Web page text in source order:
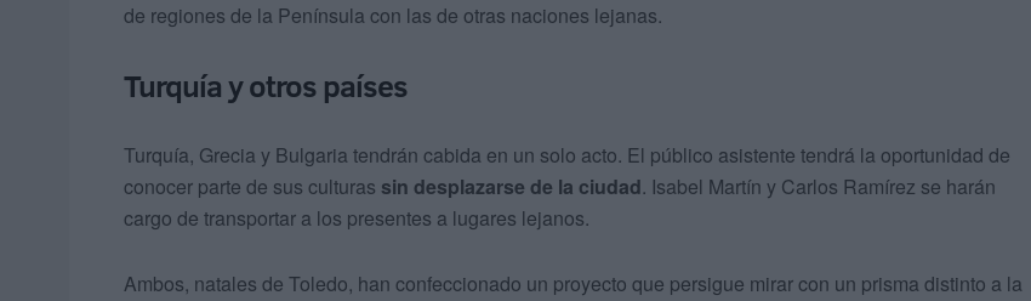
de regiones de la Península con las de otras naciones lejanas.
Turquía y otros países
Turquía, Grecia y Bulgaria tendrán cabida en un solo acto. El público asistente tendrá la oportunidad de
conocer parte de sus culturas sin desplazarse de la ciudad. Isabel Martín y Carlos Ramírez se harán
cargo de transportar a los presentes a lugares lejanos.
Ambos, natales de Toledo, han confeccionado un proyecto que persigue mirar con un prisma distinto a la